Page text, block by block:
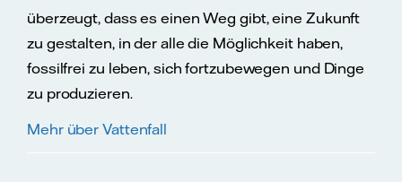
überzeugt, dass es einen Weg gibt, eine Zukunft
zu gestalten, in der alle die Möglichkeit haben,
fossilfrei zu leben, sich fortzubewegen und Dinge
zu produzieren.
Mehr über Vattenfall